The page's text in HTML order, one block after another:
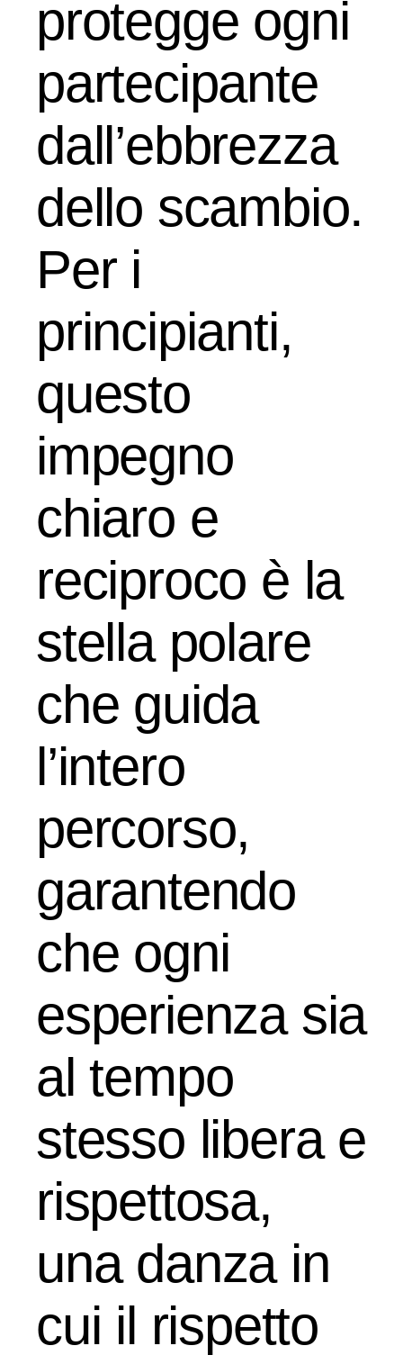
protegge ogni
partecipante
dall’ebbrezza
dello scambio.
Per i
principianti,
questo
impegno
chiaro e
reciproco è la
stella polare
che guida
l’intero
percorso,
garantendo
che ogni
esperienza sia
al tempo
stesso libera e
rispettosa,
una danza in
cui il rispetto